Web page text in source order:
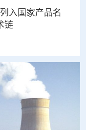
入国家产品名
链